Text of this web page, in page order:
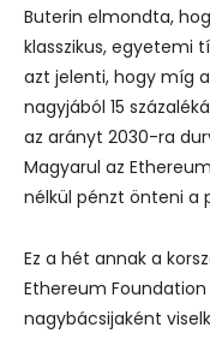
Buterin elmondta,
klasszikus, egyetemi
azt jelenti, hogy míg
nagyjából 15
az arányt 2030-ra
Magyarul az
nélkül pénzt önteni a
Ez a hét annak a
Ethereum
nagybácsijaként